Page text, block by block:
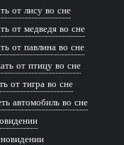
от лису во сне
от медведя во сне
от павлина во сне
от птицу во сне
от тигра во сне
автомобиль во сне